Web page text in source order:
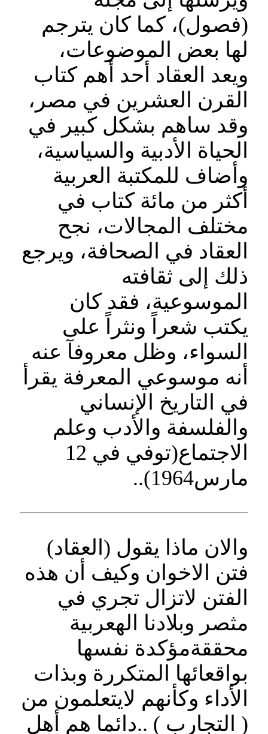
(فصول)، كما كان يترجم
لها بعض الموضوعات،
ويعد العقاد أحد أهم كتاب
القرن العشرين في مصر،
وقد ساهم بشكل كبير في
الحياة الأدبية والسياسية،
وأضاف للمكتبة العربية
أكثر من مائة كتاب في
مختلف المجالات، نجح
العقاد في الصحافة، ويرجع
ذلك إلى ثقافته
الموسوعية، فقد كان
يكتب شعراً ونثراً على
السواء، وظل معروفآ عنه
أنه موسوعي المعرفة يقرأ
في التاريخ الإنساني
والفلسفة والأدب وعلم
الاجتماع(توفي في 12
مارس1964)..
والان ماذا يقول (العقاد)
فتن الاخوان وكيف أن هذه
الفتن لاتزال تجري في
مثصر وبلادنا الهعربية
محققةمؤكدة نفسها
بواقعائها المتكررة وبذات
الأداء وكأنهم لايتعلمون من
( التجارب ) ..دائما هم أهل